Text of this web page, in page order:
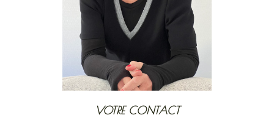
VOTRE CONTACT